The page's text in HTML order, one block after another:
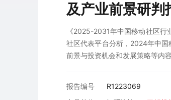
及产业前景研判
《2025-2031年中国移动社区
社区代表平台分析，2024年中
前景与投资机会和发展策略等内
报告编号
R1223069